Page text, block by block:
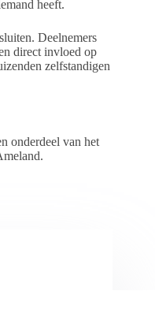
heeft.
Deelnemers
direct invloed op
zelfstandigen
onderdeel van het